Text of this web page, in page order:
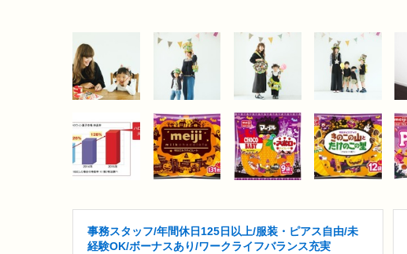
事務スタッフ/年間休日125日以上/服装・ピアス自由/未
経験OK/ボーナスあり/ワークライフバランス充実